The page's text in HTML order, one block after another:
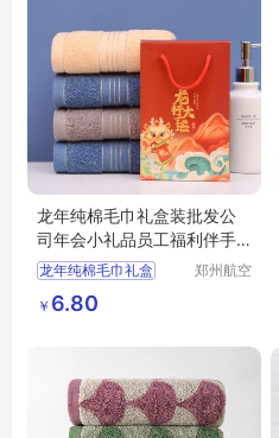
龙年纯棉毛巾礼盒装批发公
司年会小礼品员工福利伴手
礼定 制logo
龙年纯棉毛巾礼盒
手礼定 制logo
郑州航空
￥ 6.80